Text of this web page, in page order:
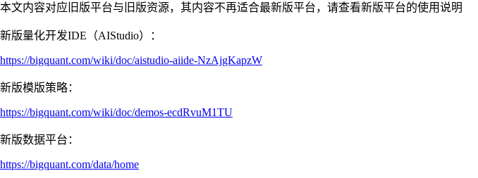
本文内容对应旧版平台与旧版资源，其内容不再适合最新版平台，请查看新版平台的使用说明
新版量化开发IDE（AIStudio）：
https://bigquant.com/wiki/doc/aistudio-aiide-NzAjgKapzW
新版模版策略：
https://bigquant.com/wiki/doc/demos-ecdRvuM1TU
新版数据平台：
https://bigquant.com/data/home